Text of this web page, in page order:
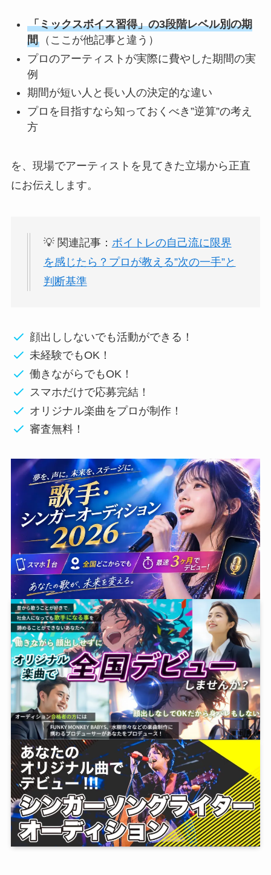
「ミックスボイス習得」の3段階レベル別の期
間（ここが他記事と違う）
プロのアーティストが実際に費やした期間の実
例
期間が短い人と長い人の決定的な違い
プロを目指すなら知っておくべき”逆算”の考え
方
を、現場でアーティストを見てきた立場から正直
にお伝えします。
💡 関連記事： ボイトレの自己流に限界
を感じたら？プロが教える”次の一手”と
判断基準
顔出ししないでも活動ができる！
未経験でもOK！
働きながらでもOK！
スマホだけで応募完結！
オリジナル楽曲をプロが制作！
審査無料！